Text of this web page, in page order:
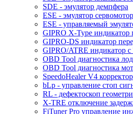
SDE - эмулятор демпфера
ESE - эмулятор
ESE - управляемый
GIPRO X-Type индикатор
GIPRO-DS индикатор
GIPRO/ATRE индикатор с
OBD Tool диагностика
OBD Tool диагностика
SpeedoHealer V4 корректор
bLp - управление стоп
RL - дефектоскоп
X-TRE отключение
FiTuner Pro управление